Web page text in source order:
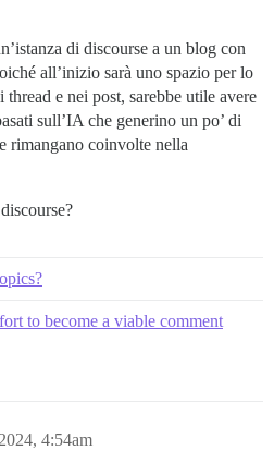
di discourse a un blog con
all’inizio sarà uno spazio per lo
e nei post, sarebbe utile avere
sull’IA che generino un po’ di
rimangano coinvolte nella
to become a viable comment
4:54am